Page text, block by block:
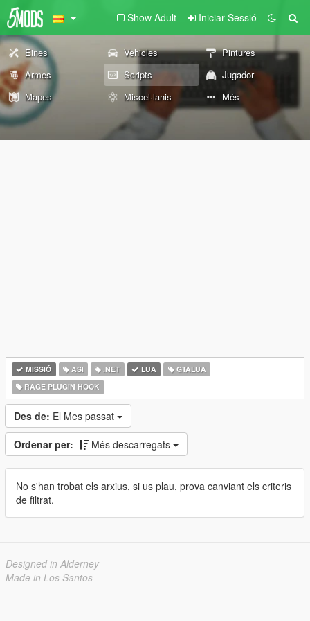
Show Adult Iniciar Sessió
Eines Vehicles
Pintures
Armes
Scripts
Jugador
Mapes
Miscel·lanis Més
MISSIÓ ASI .NET LUA
GTALUA
RAGE PLUGIN HOOK
Des de: El Mes passat
Ordenar per: Més descarregats
No s'han trobat els arxius, si us plau, prova canviant els criteris
de filtrat.
Designed in Alderney
Made in Los Santos